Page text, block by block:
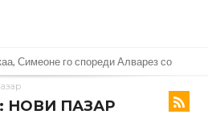
потрагата по нов играч за врска
Коленото е средено, се враќам
за Араухо, туку брзо најде замена во
НОВИ ПАЗАР